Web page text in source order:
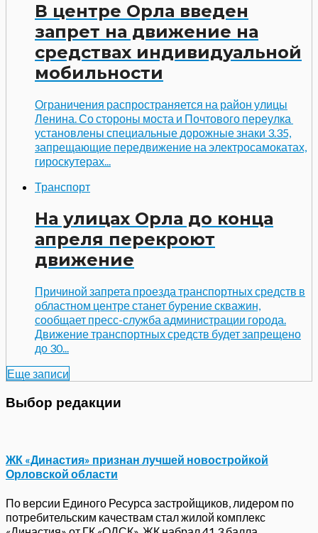
В центре Орла введен
запрет на движение на
средствах индивидуальной
мобильности
Ограничения распространяется на район улицы
Ленина. Со стороны моста и Почтового переулка
установлены специальные дорожные знаки 3.35,
запрещающие передвижение на электросамокатах,
гироскутерах...
Транспорт
На улицах Орла до конца
апреля перекроют
движение
Причиной запрета проезда транспортных средств в
областном центре станет бурение скважин,
сообщает пресс-служба администрации города.
Движение транспортных средств будет запрещено
до 30...
Еще записи
Выбор редакции
ЖК «Династия» признан лучшей новостройкой
Орловской области
По версии Единого Ресурса застройщиков, лидером по
потребительским качествам стал жилой комплекс